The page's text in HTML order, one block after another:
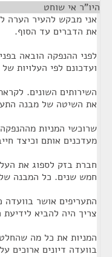
היו"ר אי שוחט
אני מבקש להעיר הערה
את הדברים עד הסוף.
לפני ההנפקה הובאה
ועדכונם לפי העלויות של
השירותים השונים.
את השיטה של מבנה
שרוכשי המניות
מעדכנים אותם וכיצד
חמש שנים. כל המבנה של
התעריפים אושר
צריך היה להביא לידיעת
המניות את כל מה
בוועדה דיונים ארוכים על